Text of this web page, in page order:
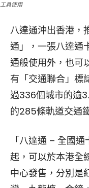
工具使用
八達通沖出香港，
通」，一張八達通
通般使用外，也可
有「交通聯合」標
過336個城市的逾
的285條軌道交通
「八達通 – 全國
起，可以於本港全
中心發售，分別是